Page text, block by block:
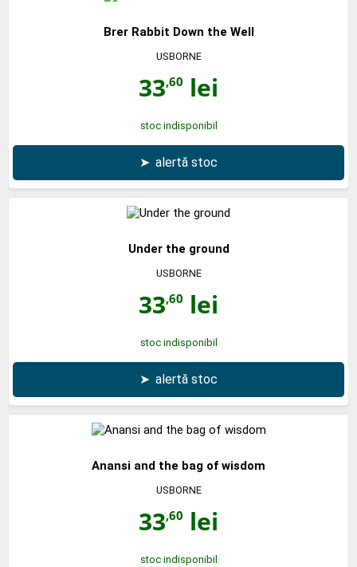
Brer Rabbit Down the Well
USBORNE
33,60 lei
stoc indisponibil
➤ alertă stoc
Under the ground
USBORNE
33,60 lei
stoc indisponibil
➤ alertă stoc
Anansi and the bag of wisdom
USBORNE
33,60 lei
stoc indisponibil